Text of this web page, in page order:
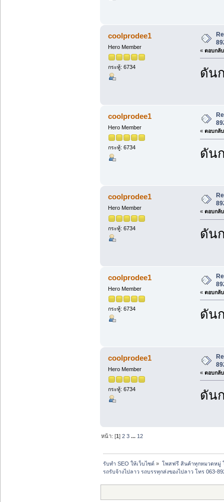
coolprodee1
Hero Member
กระทู้: 6734
« ตอบกลั
ดัน
coolprodee1
Hero Member
กระทู้: 6734
« ตอบกลั
ดัน
coolprodee1
Hero Member
กระทู้: 6734
« ตอบกลั
ดัน
coolprodee1
Hero Member
กระทู้: 6734
« ตอบกลั
ดัน
coolprodee1
Hero Member
กระทู้: 6734
« ตอบกลั
ดัน
หน้า: [1]2 3 ... 12
รับทำ SEO ให้เว็บไซต์ » โพสฟรี สินค้าทุกหมวดหมู่
รถรับจ้างไปลาว รถบรรทุกส่งของไปลาว โทร 063-